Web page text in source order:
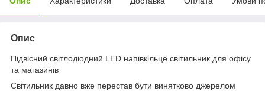
Опис
Підвісний світлодіодний LED напівкільце світильник для офісу
та магазинів
Світильник давно вже перестав бути винятково джерелом